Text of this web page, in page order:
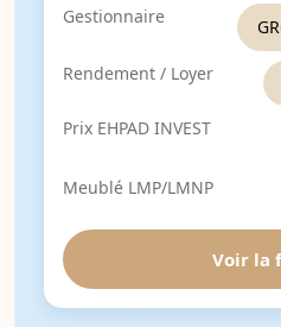
Gestionnaire
Rendement / Loyer
Prix EHPAD INVEST
Meublé LMP/LMNP
Voir la